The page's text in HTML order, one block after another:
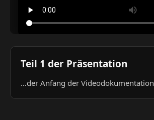
Teil 1 der Präsentation
…der Anfang der Videodokumentation